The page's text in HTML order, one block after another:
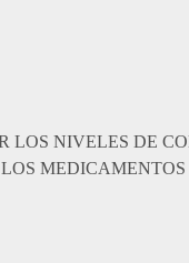
LOS NIVELES DE